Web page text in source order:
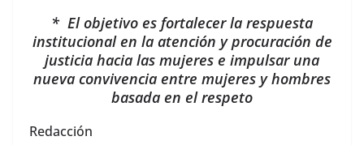
* El objetivo es fortalecer la respuesta
institucional en la atención y procuración de
justicia hacia las mujeres e impulsar una
nueva convivencia entre mujeres y hombres
basada en el respeto
Redacción